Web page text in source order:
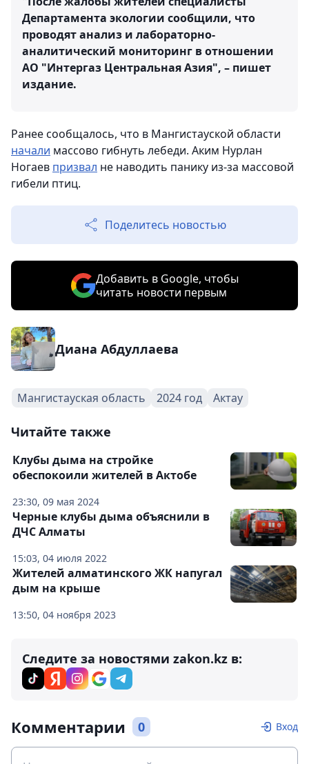
Департамента экологии сообщили, что
проводят анализ и лабораторно-
аналитический мониторинг в отношении
АО "Интергаз Центральная Азия", – пишет
издание.
Ранее сообщалось, что в Мангистауской области
начали массово гибнуть лебеди. Аким Нурлан
Ногаев призвал не наводить панику из-за массовой
гибели птиц.
Поделитесь новостью
Добавить в Google, чтобы
читать новости первым
Диана Абдуллаева
Мангистауская область 2024 год Актау
Читайте также
23:30, 09 мая 2024
Клубы дыма на стройке
обеспокоили жителей в Актобе
15:03, 04 июля 2022
Черные клубы дыма объяснили в
ДЧС Алматы
13:50, 04 ноября 2023
Жителей алматинского ЖК напугал
дым на крыше
Следите за новостями zakon.kz в:
Комментарии 0 Вход